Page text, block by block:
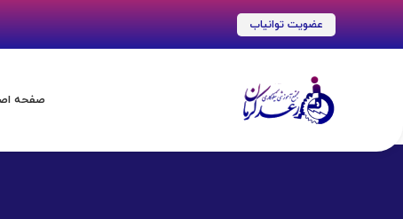
عضویت توانیاب
صفحه